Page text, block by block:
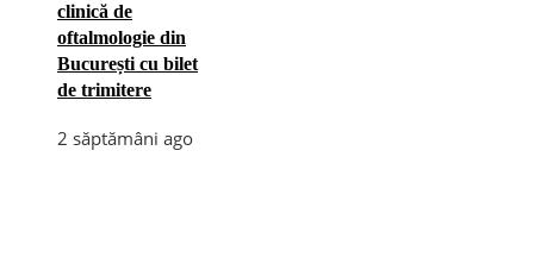
clinică de
oftalmologie din
București cu bilet
de trimitere
2 săptămâni ago